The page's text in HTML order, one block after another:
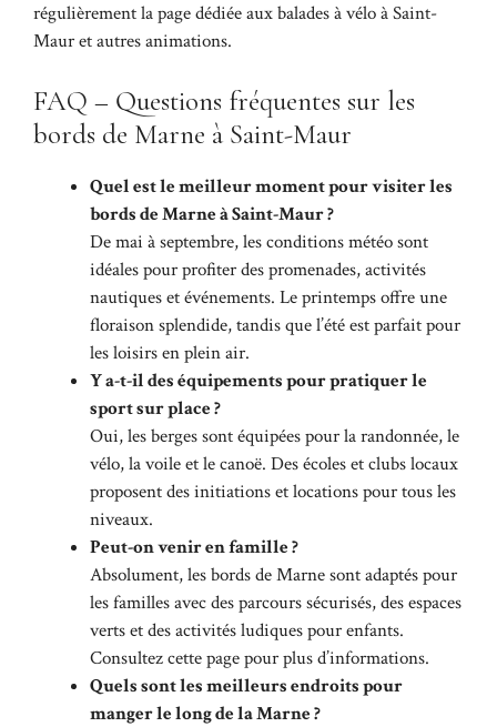
régulièrement la page dédiée auxbalades à vélo à Saint-
Mauret autres animations.
FAQ – Questions fréquentes sur les
bords de Marne à Saint-Maur
Quel est le meilleur moment pour visiter les
bords de Marne à Saint-Maur ?
De mai à septembre, les conditions météo sont
idéales pour profiter des promenades, activités
nautiques et événements. Le printemps offre une
floraison splendide, tandis que l’été est parfait pour
les loisirs en plein air.
Y a-t-il des équipements pour pratiquer le
sport sur place ?
Oui, les berges sont équipées pour la randonnée, le
vélo, la voile et le canoë. Des écoles et clubs locaux
proposent des initiations et locations pour tous les
niveaux.
Peut-on venir en famille ?
Absolument, les bords de Marne sont adaptés pour
les familles avec des parcours sécurisés, des espaces
verts et des activités ludiques pour enfants.
Consultezcette pagepour plus d’informations.
Quels sont les meilleurs endroits pour
manger le long de la Marne ?